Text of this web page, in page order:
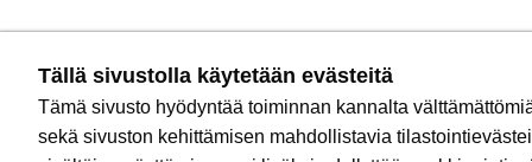
Tällä sivustolla käytetään evästeitä
Tämä sivusto hyödyntää toiminnan kannalta
sekä sivuston kehittämisen mahdollistavia